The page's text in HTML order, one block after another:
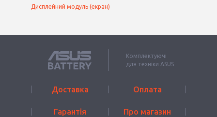
Дисплейний модуль (екран)
Комплектуючі
для техніки ASUS
Доставка Оплата
Гарантія Про магазин